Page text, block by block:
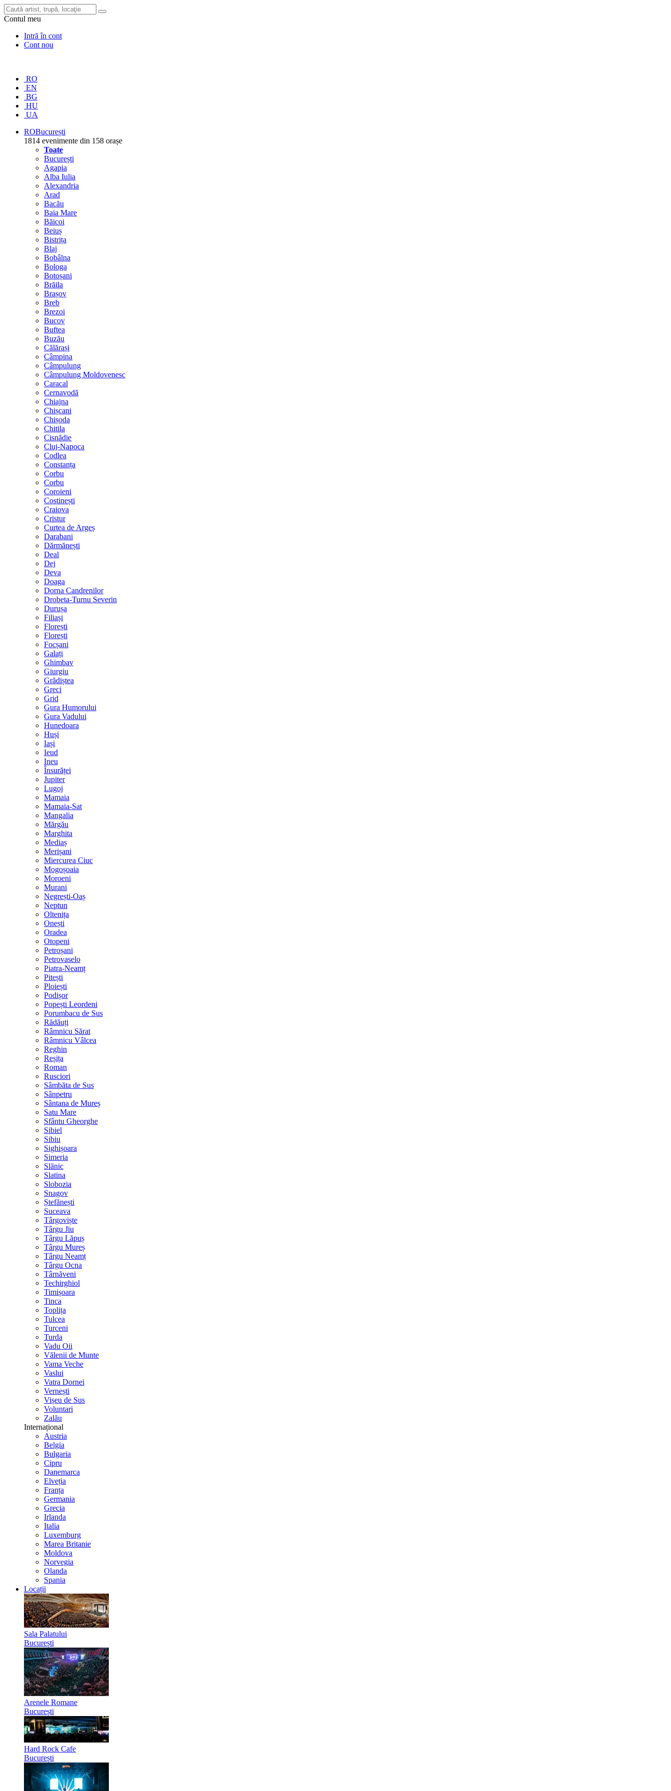
Contul meu
Intră în cont
Cont nou
RO
EN
BG
HU
UA
ROBucurești
1814 evenimente din 158 orașe
Toate
București
Agapia
Alba Iulia
Alexandria
Arad
Bacău
Baia Mare
Băicoi
Beiuș
Bistrița
Blaj
Bobâlna
Bologa
Botoșani
Brăila
Brașov
Breb
Brezoi
Bucov
Buftea
Buzău
Călărași
Câmpina
Câmpulung
Câmpulung Moldovenesc
Caracal
Cernavodă
Chiajna
Chișcani
Chișoda
Chitila
Cisnădie
Cluj-Napoca
Codlea
Constanța
Corbu
Corbu
Coroieni
Costinești
Craiova
Cristur
Curtea de Argeș
Darabani
Dărmănești
Deal
Dej
Deva
Doaga
Dorna Candrenilor
Drobeta-Turnu Severin
Durușa
Filiași
Florești
Florești
Focșani
Galați
Ghimbav
Giurgiu
Grădiștea
Greci
Grid
Gura Humorului
Gura Vadului
Hunedoara
Huși
Iași
Ieud
Ineu
Însurăței
Jupiter
Lugoj
Mamaia
Mamaia-Sat
Mangalia
Mărgău
Marghita
Mediaș
Merișani
Miercurea Ciuc
Mogoșoaia
Moroeni
Murani
Negrești-Oaș
Neptun
Oltenița
Onești
Oradea
Otopeni
Petroșani
Petrovaselo
Piatra-Neamț
Pitești
Ploiești
Podișor
Popești Leordeni
Porumbacu de Sus
Rădăuți
Râmnicu Sărat
Râmnicu Vâlcea
Reghin
Reșița
Roman
Rusciori
Sâmbăta de Sus
Sânpetru
Sântana de Mureș
Satu Mare
Sfântu Gheorghe
Sibiel
Sibiu
Sighișoara
Simeria
Slănic
Slatina
Slobozia
Snagov
Ștefănești
Suceava
Târgoviște
Târgu Jiu
Târgu Lăpuș
Târgu Mureș
Târgu Neamț
Târgu Ocna
Târnăveni
Techirghiol
Timișoara
Tinca
Toplița
Tulcea
Turceni
Turda
Vadu Oii
Vălenii de Munte
Vama Veche
Vaslui
Vatra Dornei
Vernești
Vișeu de Sus
Voluntari
Zalău
Internațional
Austria
Belgia
Bulgaria
Cipru
Danemarca
Elveția
Franța
Germania
Grecia
Irlanda
Italia
Luxemburg
Marea Britanie
Moldova
Norvegia
Olanda
Spania
Locații
Sala Palatului
București
Arenele Romane
București
Hard Rock Cafe
București